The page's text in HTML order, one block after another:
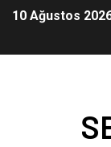
10 Ağustos